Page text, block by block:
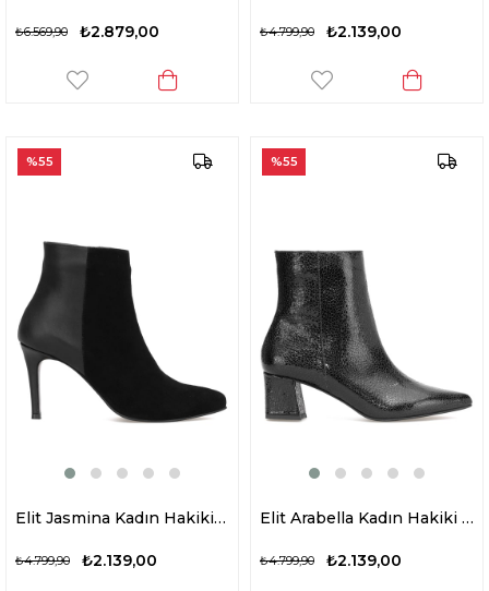
₺2.879,00
₺6.569,90 ₺2.139,00
₺4.799,90
Elit Jasmina Kadın Hakiki Rugan Deri Klasik Topuklu Bot Siyah
₺2.139,00
₺4.799,90
%55
Elit Arabella Kadın Hakiki Rugan Deri Klasik Topuklu Bot Siyah
₺2.139,00
₺4.799,90
%55